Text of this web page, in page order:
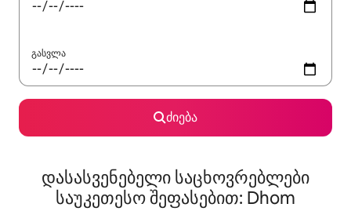
გასვლა
ძიება
დასასვენებელი საცხოვრებლები
საუკეთესო შეფასებით: Dhom